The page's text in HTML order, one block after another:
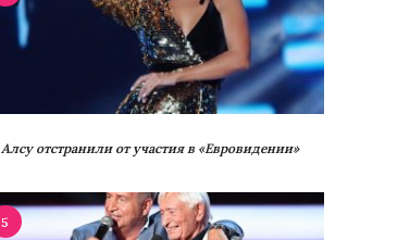
Алсу отстранили от участия в «Евровидении»
5